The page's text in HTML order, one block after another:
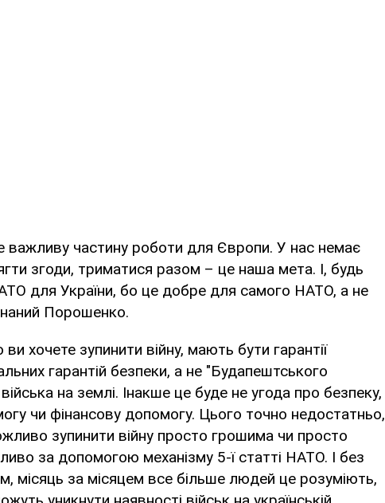
важливу частину роботи для Європи. У нас немає
згоди, триматися разом – це наша мета. І, будь
для України, бо це добре для самого НАТО, а не
Порошенко.
хочете зупинити війну, мають бути гарантії
гарантій безпеки, а не "Будапештського
на землі. Інакше це буде не угода про безпеку,
чи фінансову допомогу. Цього точно недостатньо,
зупинити війну просто грошима чи просто
за допомогою механізму 5-ї статті НАТО. І без
місяць за місяцем все більше людей це розуміють,